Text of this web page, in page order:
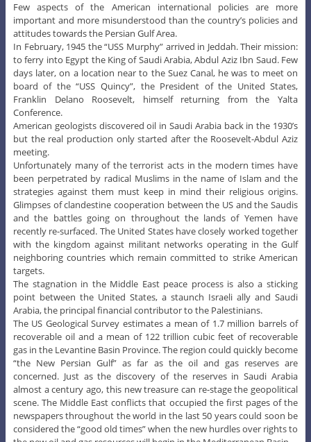
Few aspects of the American international policies are more
important and more misunderstood than the country’s policies and
attitudes towards the Persian Gulf Area.
In February, 1945 the “USS Murphy” arrived in Jeddah. Their mission:
to ferry into Egypt the King of Saudi Arabia, Abdul Aziz Ibn Saud. Few
days later, on a location near to the Suez Canal, he was to meet on
board of the “USS Quincy”, the President of the United States,
Franklin Delano Roosevelt, himself returning from the Yalta
Conference.
American geologists discovered oil in Saudi Arabia back in the 1930’s
but the real production only started after the Roosevelt-Abdul Aziz
meeting.
Unfortunately many of the terrorist acts in the modern times have
been perpetrated by radical Muslims in the name of Islam and the
strategies against them must keep in mind their religious origins.
Glimpses of clandestine cooperation between the US and the Saudis
and the battles going on throughout the lands of Yemen have
recently re-surfaced. The United States have closely worked together
with the kingdom against militant networks operating in the Gulf
neighboring countries which remain committed to strike American
targets.
The stagnation in the Middle East peace process is also a sticking
point between the United States, a staunch Israeli ally and Saudi
Arabia, the principal financial contributor to the Palestinians.
The US Geological Survey estimates a mean of 1.7 million barrels of
recoverable oil and a mean of 122 trillion cubic feet of recoverable
gas in the Levantine Basin Province. The region could quickly become
“the New Persian Gulf” as far as the oil and gas reserves are
concerned. Just as the discovery of the reserves in Saudi Arabia
almost a century ago, this new treasure can re-stage the geopolitical
scene. The Middle East conflicts that occupied the first pages of the
newspapers throughout the world in the last 50 years could soon be
considered the “good old times” when the new hurdles over rights to